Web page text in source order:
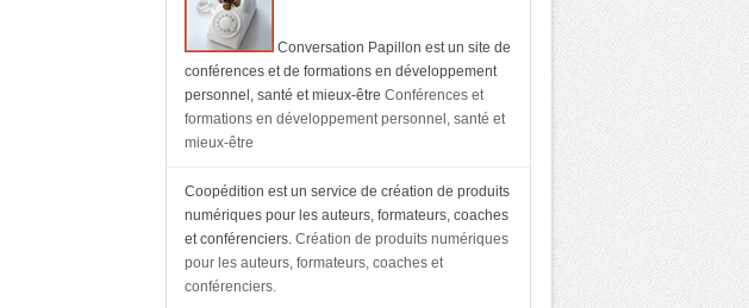
Conversation Papillon est un site de
conférences et de formations en développement
personnel, santé et mieux-être Conférences et
formations en développement personnel, santé et
mieux-être
Coopédition est un service de création de produits
numériques pour les auteurs, formateurs, coaches
et conférenciers. Création de produits numériques
pour les auteurs, formateurs, coaches et
conférenciers.